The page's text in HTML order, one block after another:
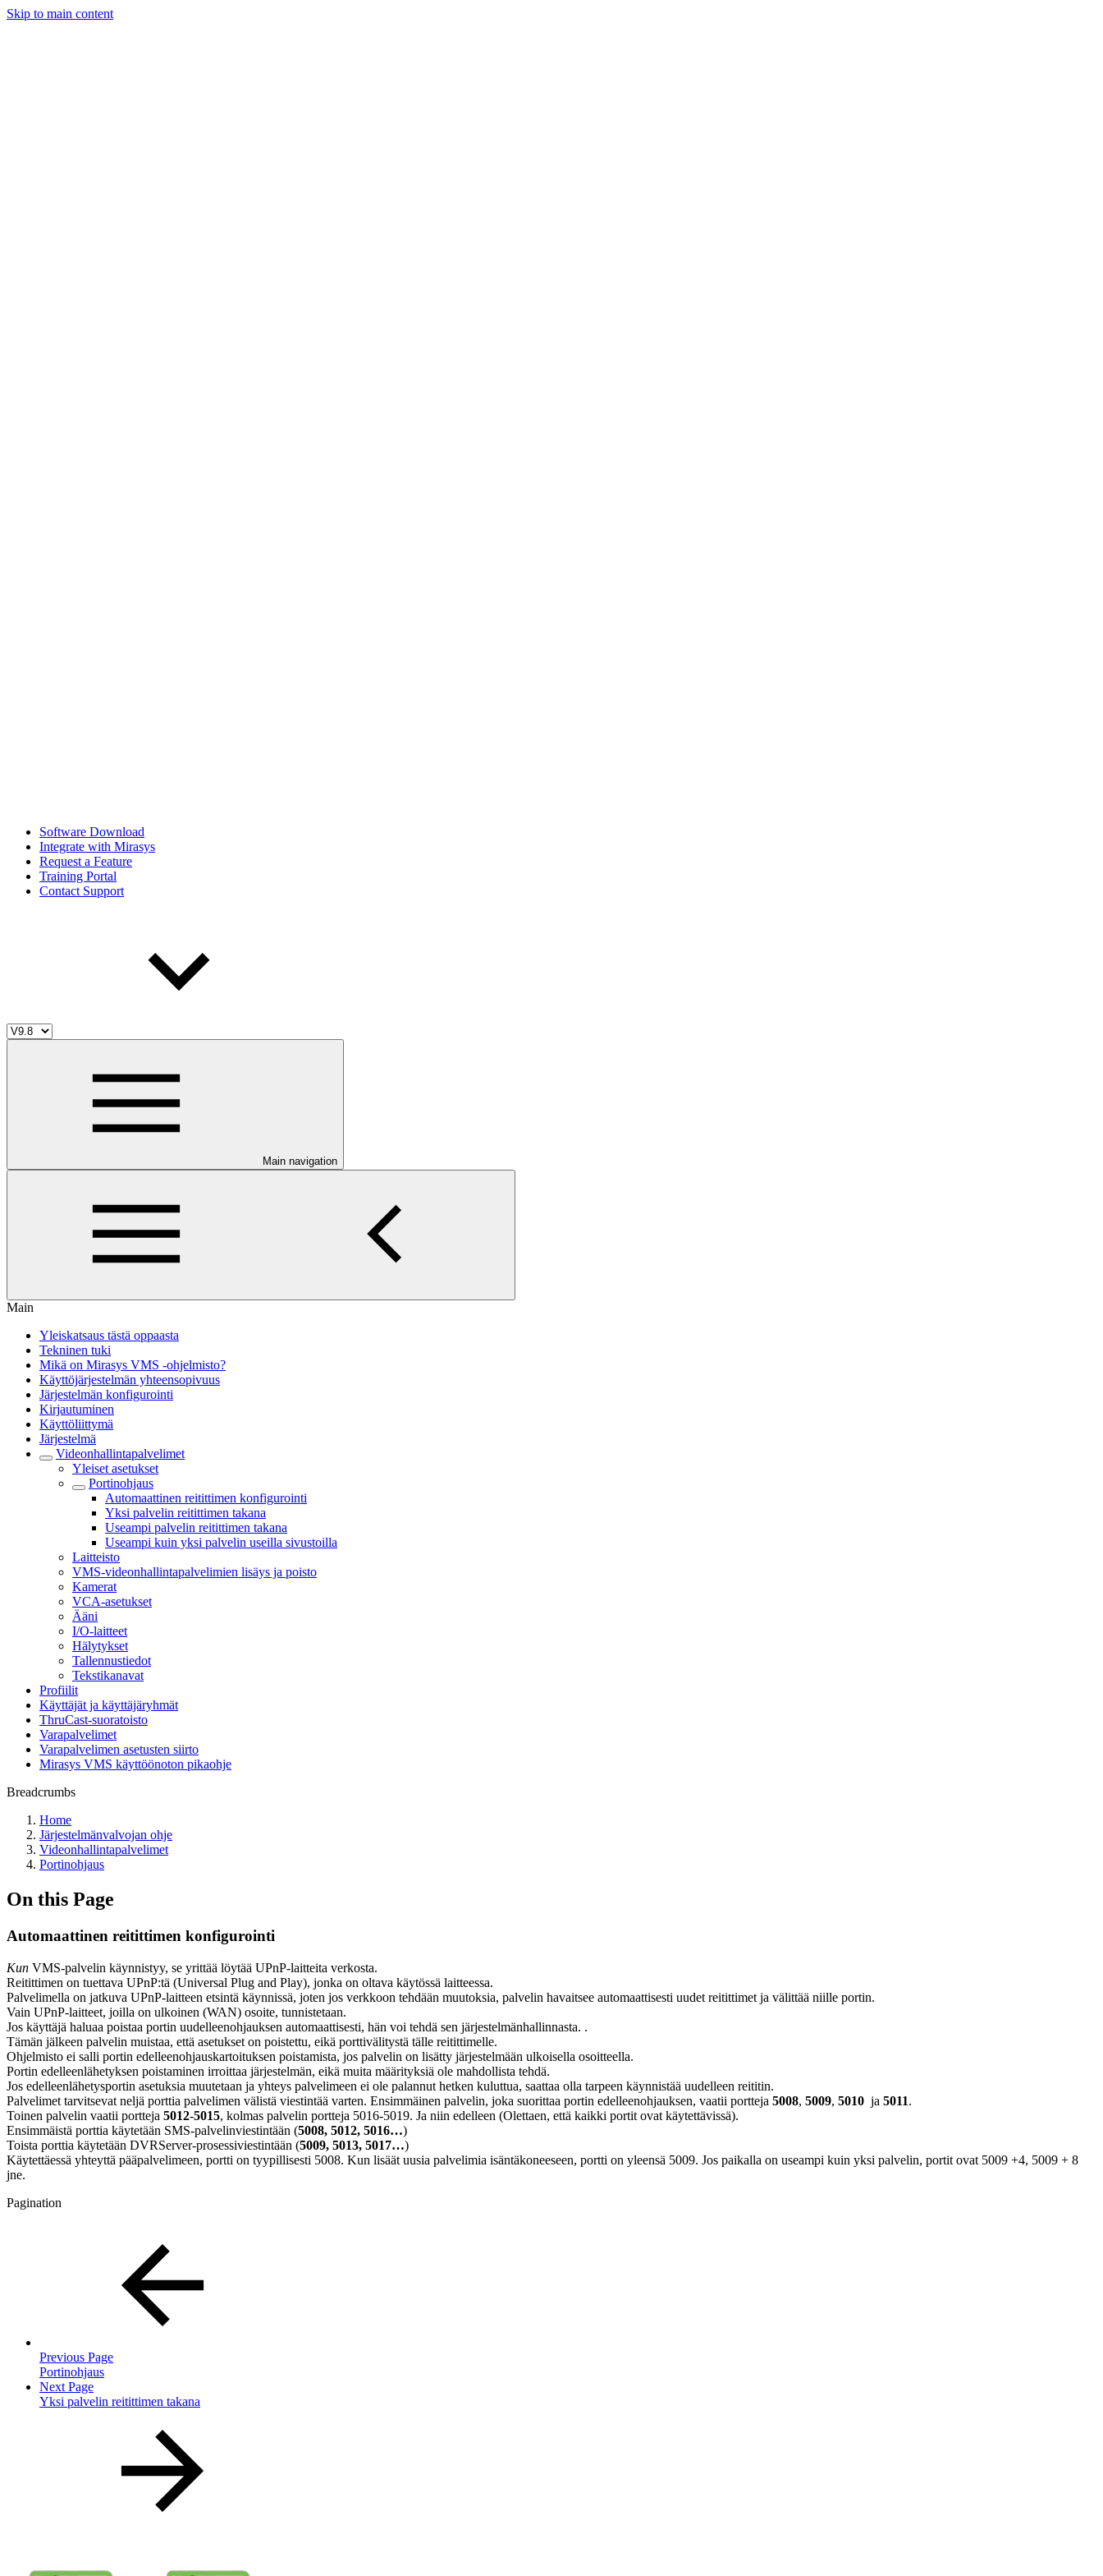
Skip to main content
Software Download
Integrate with Mirasys
Request a Feature
Training Portal
Contact Support
Main navigation
Main
Yleiskatsaus tästä oppaasta
Tekninen tuki
Mikä on Mirasys VMS -ohjelmisto?
Käyttöjärjestelmän yhteensopivuus
Järjestelmän konfigurointi
Kirjautuminen
Käyttöliittymä
Järjestelmä
Videonhallintapalvelimet
Yleiset asetukset
Portinohjaus
Automaattinen reitittimen konfigurointi
Yksi palvelin reitittimen takana
Useampi palvelin reitittimen takana
Useampi kuin yksi palvelin useilla sivustoilla
Laitteisto
VMS-videonhallintapalvelimien lisäys ja poisto
Kamerat
VCA-asetukset
Ääni
I/O-laitteet
Hälytykset
Tallennustiedot
Tekstikanavat
Profiilit
Käyttäjät ja käyttäjäryhmät
ThruCast-suoratoisto
Varapalvelimet
Varapalvelimen asetusten siirto
Mirasys VMS käyttöönoton pikaohje
Breadcrumbs
Home
Järjestelmänvalvojan ohje
Videonhallintapalvelimet
Portinohjaus
On this Page
Automaattinen reitittimen konfigurointi
Kun VMS-palvelin käynnistyy, se yrittää löytää UPnP-laitteita verkosta.
Reitittimen on tuettava UPnP:tä (Universal Plug and Play), jonka on oltava käytössä laitteessa.
Palvelimella on jatkuva UPnP-laitteen etsintä käynnissä, joten jos verkkoon tehdään muutoksia, palvelin havaitsee automaattisesti uudet reitittimet ja välittää niille portin.
Vain UPnP-laitteet, joilla on ulkoinen (WAN) osoite, tunnistetaan.
Jos käyttäjä haluaa poistaa portin uudelleenohjauksen automaattisesti, hän voi tehdä sen järjestelmänhallinnasta. .
Tämän jälkeen palvelin muistaa, että asetukset on poistettu, eikä porttivälitystä tälle reitittimelle.
Ohjelmisto ei salli portin edelleenohjauskartoituksen poistamista, jos palvelin on lisätty järjestelmään ulkoisella osoitteella.
Portin edelleenlähetyksen poistaminen irroittaa järjestelmän, eikä muita määrityksiä ole mahdollista tehdä.
Jos edelleenlähetysportin asetuksia muutetaan ja yhteys palvelimeen ei ole palannut hetken kuluttua, saattaa olla tarpeen käynnistää uudelleen reititin.
Palvelimet tarvitsevat neljä porttia palvelimen välistä viestintää varten. Ensimmäinen palvelin, joka suorittaa portin edelleenohjauksen, vaatii portteja 5008, 5009, 5010 ja 5011.
Toinen palvelin vaatii portteja 5012-5015, kolmas palvelin portteja 5016-5019. Ja niin edelleen (Olettaen, että kaikki portit ovat käytettävissä).
Ensimmäistä porttia käytetään SMS-palvelinviestintään (5008, 5012, 5016…)
Toista porttia käytetään DVRServer-prosessiviestintään (5009, 5013, 5017…)
Käytettäessä yhteyttä pääpalvelimeen, portti on tyypillisesti 5008. Kun lisäät uusia palvelimia isäntäkoneeseen, portti on yleensä 5009. Jos paikalla on useampi kuin yksi palvelin, portit ovat 5009 +4, 5009 + 8
jne.
Pagination
Previous Page
Portinohjaus
Next Page
Yksi palvelin reitittimen takana